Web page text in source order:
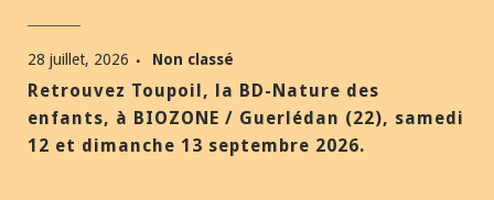
28 juillet, 2026 Non classé
Retrouvez Toupoil, la BD-Nature des
enfants, à BIOZONE / Guerlédan (22), samedi
12 et dimanche 13 septembre 2026.